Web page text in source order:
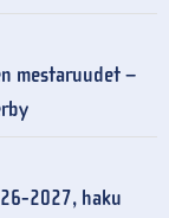
mestaruudet –
2027, haku